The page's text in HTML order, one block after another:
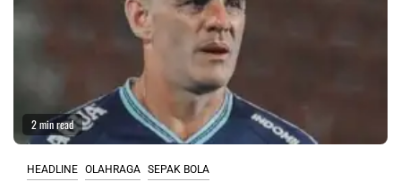
2 min read
HEADLINE OLAHRAGA SEPAK BOLA